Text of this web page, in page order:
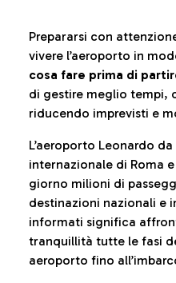
Prepararsi con
vivere l’aeroporto in
cosa fare prima di
di gestire meglio tempi,
riducendo imprevisti e
L’aeroporto Leonardo
internazionale di Roma
giorno milioni di
destinazioni nazionali e
informati significa
tranquillità tutte le fasi
aeroporto fino